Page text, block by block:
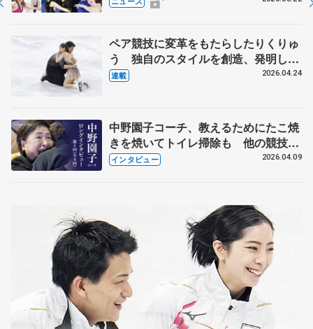
ペア競技に変革をもたらしたりくりゅ
う 独自のスタイルを創造、発明した
【引退発表後②】
連載 2026.04.24
中野園子コーチ、教えるためにたこ焼
きを焼いてトイレ掃除も 他の競技に
も通用するという坂本花織の筋肉
インタビュー 2026.04.09